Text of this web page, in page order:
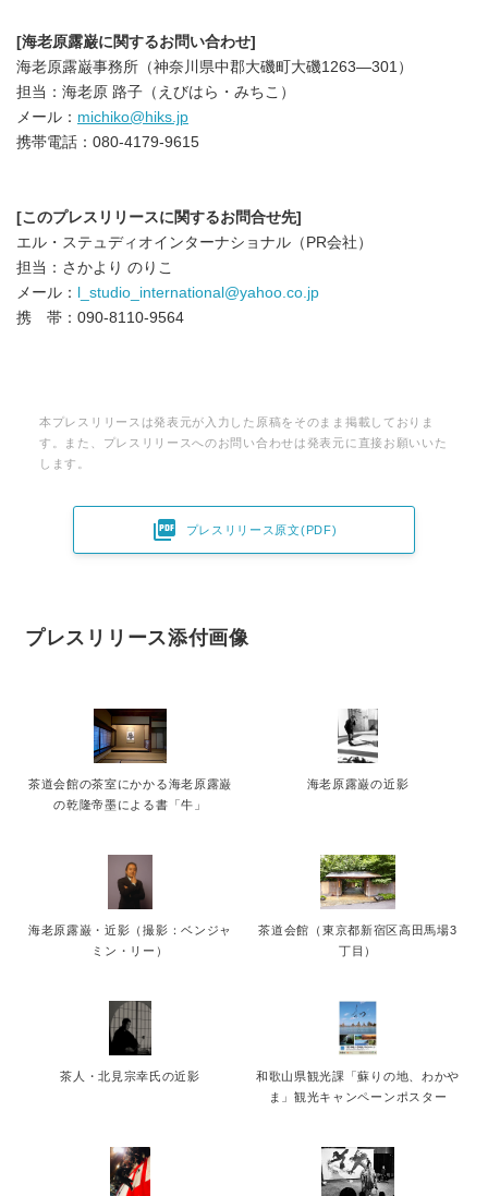
[海老原露巌に関するお問い合わせ]
海老原露巌事務所（神奈川県中郡大磯町大磯1263―301）
担当：海老原 路子（えびはら・みちこ）
メール： michiko@hiks.jp
携帯電話：080-4179-9615
[このプレスリリースに関するお問合せ先]
エル・ステュディオインターナショナル（PR会社）
担当：さかより のりこ
メール： l_studio_international@yahoo.co.jp
携 帯：090-8110-9564
本プレスリリースは発表元が入力した原稿をそのまま掲載しておりま
す。また、プレスリリースへのお問い合わせは発表元に直接お願いいた
します。
 プレスリリース原文(PDF)
プレスリリース添付画像
茶道会館の茶室にかかる海老原露巌
の乾隆帝墨による書「牛」
海老原露巌の近影
海老原露巌・近影（撮影：ベンジャ
ミン・リー）
茶道会館（東京都新宿区高田馬場3
丁目）
茶人・北見宗幸氏の近影
和歌山県観光課「蘇りの地、わかや
ま」観光キャンペーンポスター